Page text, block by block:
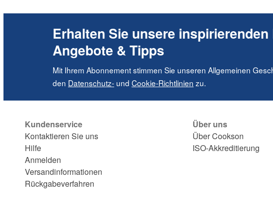
Erhalten Sie unsere
Angebote & Tipps
Mit Ihrem Abonnement stimmen Sie unseren Allgemeinen
den Datenschutz-und Cookie-Richtlinien zu.
Kundenservice
Kontaktieren Sie uns
Hilfe
Anmelden
Versandinformationen
Rückgabeverfahren
Über uns
Über Cookson
ISO-Akkreditierung